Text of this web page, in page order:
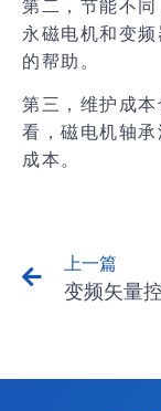
第二，节能不
永磁电机和变
的帮助。
第三，维护成
看，磁电机轴
成本。
上一篇
变频矢量